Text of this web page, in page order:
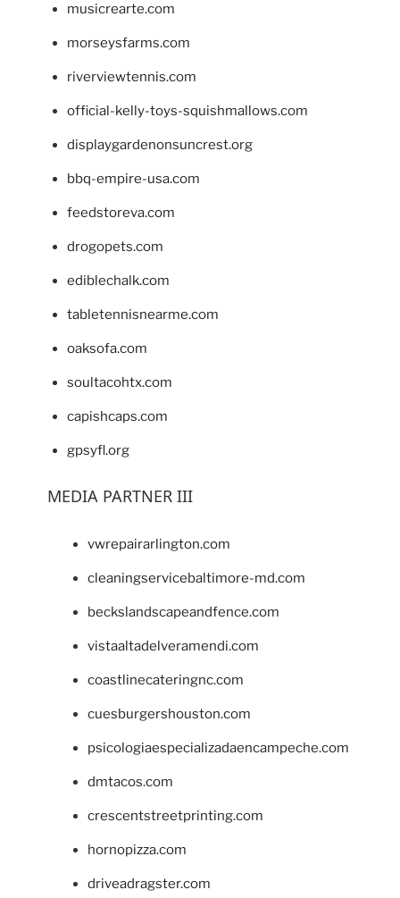
musicrearte.com
morseysfarms.com
riverviewtennis.com
official-kelly-toys-squishmallows.com
displaygardenonsuncrest.org
bbq-empire-usa.com
feedstoreva.com
drogopets.com
ediblechalk.com
tabletennisnearme.com
oaksofa.com
soultacohtx.com
capishcaps.com
gpsyfl.org
MEDIA PARTNER III
vwrepairarlington.com
cleaningservicebaltimore-md.com
beckslandscapeandfence.com
vistaaltadelveramendi.com
coastlinecateringnc.com
cuesburgershouston.com
psicologiaespecializadaencampeche.com
dmtacos.com
crescentstreetprinting.com
hornopizza.com
driveadragster.com